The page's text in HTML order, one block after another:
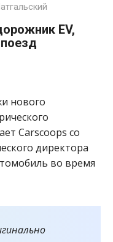
EV,
нового
Carscoops со
директора
во время